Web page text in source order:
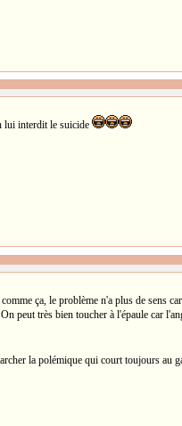
lui interdit le suicide
ça, le problème n'a plus de sens
peut très bien toucher à l'épaule car
la polémique qui court toujours au